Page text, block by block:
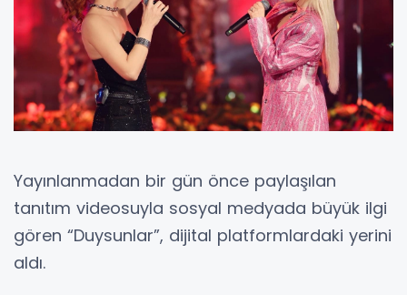
Yayınlanmadan bir gün önce paylaşılan
tanıtım videosuyla sosyal medyada büyük ilgi
gören “Duysunlar”, dijital platformlardaki yerini
aldı.